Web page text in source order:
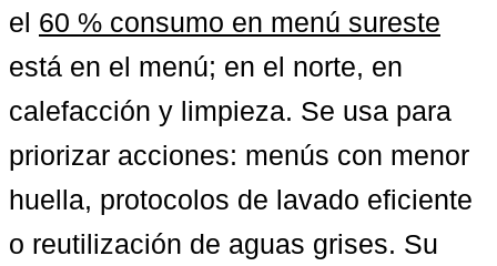
el 60 % consumo en menú sureste
está en el menú; en el norte, en
calefacción y limpieza. Se usa para
priorizar acciones: menús con menor
huella, protocolos de lavado eficiente
o reutilización de aguas grises. Su